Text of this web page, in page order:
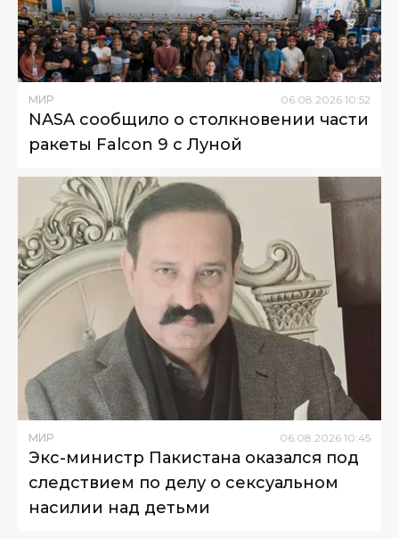
МИР 06.08.2026 10:52
NASA сообщило о столкновении части
ракеты Falcon 9 с Луной
МИР 06 08 2026 10:45
Экс-министр Пакистана оказался под
следствием по делу о сексуальном
насилии над детьми